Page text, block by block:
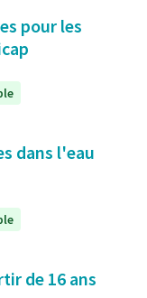
pour les
dans l'eau
de 16 ans